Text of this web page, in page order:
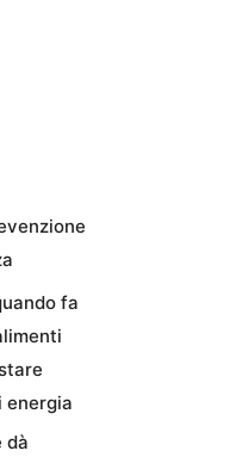
fa
energia
dà